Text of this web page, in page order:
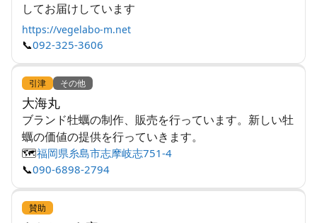
してお届けしています
https://vegelabo-m.net
📞092-325-3606
引津 その他
大海丸
ブランド牡蠣の制作、販売を行っています。新しい牡
蠣の価値の提供を行っていきます。
🗺️福岡県糸島市志摩岐志751-4
📞090-6898-2794
賛助